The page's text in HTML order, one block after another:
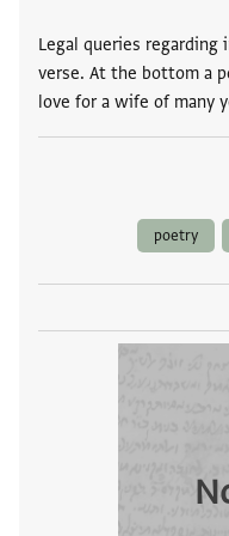
Legal queries
verse. At the bottom a
poetry